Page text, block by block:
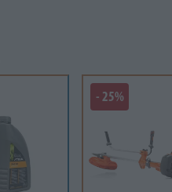
- 25%